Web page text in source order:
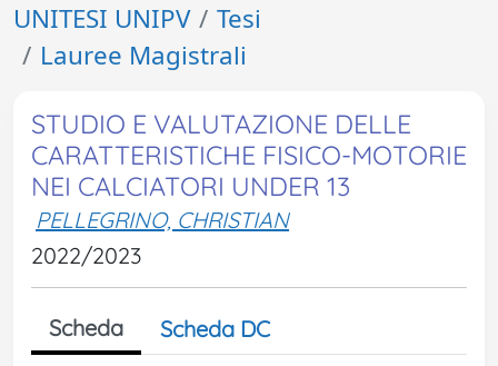
UNITESI UNIPV
Tesi
Lauree Magistrali
STUDIO E VALUTAZIONE DELLE
CARATTERISTICHE FISICO-MOTORIE
NEI CALCIATORI UNDER 13
PELLEGRINO, CHRISTIAN
2022/2023
Scheda Scheda DC